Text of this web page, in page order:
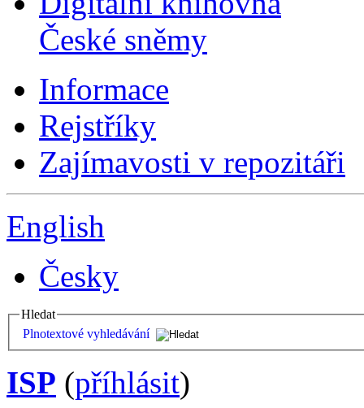
České sněmy
Informace
Rejstříky
Zajímavosti v repozitáři
English
Česky
Hledat
Plnotextové vyhledávání
ISP (příhlásit)